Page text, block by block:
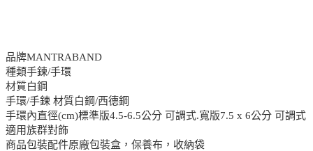
品牌MANTRABAND
種類手鍊/手環
材質白鋼
手環/手鍊 材質白鋼/西德鋼
手環內直徑(cm)標準版4.5-6.5公分 可調式.寬版7.5 x 6公分 可調式
適用族群對飾
商品包裝配件原廠包裝盒，保養布，收納袋